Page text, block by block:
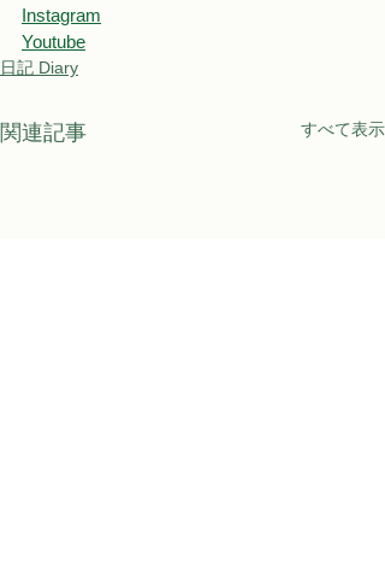
Instagram
Youtube
日記 Diary
関連記事 すべて表示